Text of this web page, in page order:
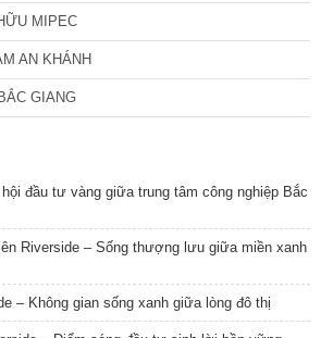
MIPEC
AN KHÁNH
GIANG
đầu tư vàng giữa trung tâm công nghiệp Bắc
Riverside – Sống thượng lưu giữa miền xanh
– Không gian sống xanh giữa lòng đô thị